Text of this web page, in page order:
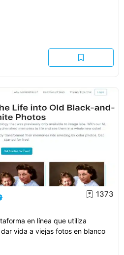
1373
en línea que utiliza
vida a viejas fotos en blanco